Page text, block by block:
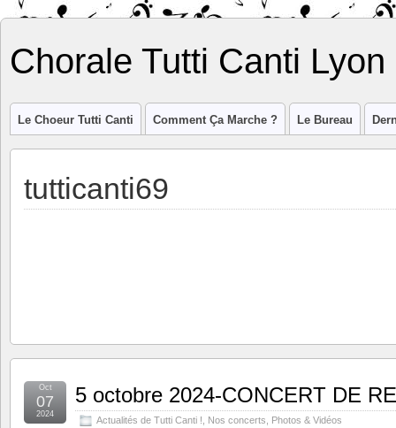
Chorale Tutti Canti Lyon
Le Choeur Tutti Canti Comment Ça Marche ? Le Bureau
tutticanti69
5 octobre 2024-CONCERT DE
Actualités de Tutti Canti ! Nos concerts Photos & Vidéos
Oct
07
2024